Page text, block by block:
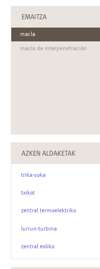
EMAITZA
macla
macla de interpenetración
AZKEN ALDAKETAK
trika-soka
txikot
zentral termoelektriko
lurrun-turbina
zentral eoliko